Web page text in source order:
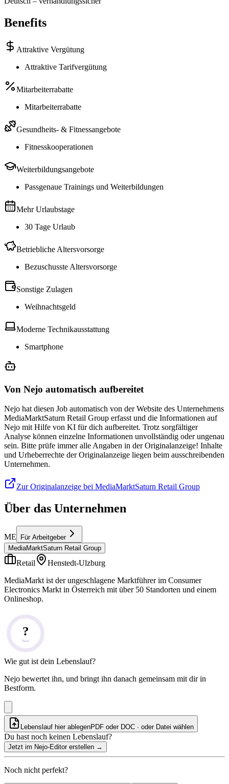
Benefits
Attraktive Vergütung
Attraktive Tarifvergütung
Mitarbeiterrabatte
Mitarbeiterrabatte
Gesundheits- & Fitnessangebote
Fitnesskooperationen
Weiterbildungsangebote
Passgenaue Trainings und Weiterbildungen
Mehr Urlaubstage
30 Tage Urlaub
Betriebliche Altersvorsorge
Bezuschusste Altersvorsorge
Sonstige Zulagen
Weihnachtsgeld
Moderne Technikausstattung
Smartphone
Von Nejo automatisch aufbereitet
Nejo hat diesen Job automatisch von der Website des Unternehmens
MediaMarktSaturn Retail Group erfasst und die Informationen auf
Nejo mit Hilfe von KI für dich aufbereitet. Trotz sorgfältiger
Analyse können einzelne Informationen unvollständig oder ungenau
sein. Bitte prüfe immer alle Angaben in der Originalanzeige! Inhalte
und Urheberrechte der Originalanzeige liegen beim ausschreibenden
Unternehmen.
Zur Originalanzeige bei MediaMarktSaturn Retail Group
Über das Unternehmen
ME
Für Arbeitgeber
MediaMarktSaturn Retail Group
Retail
Henstedt-Ulzburg
MediaMarkt ist der ungeschlagene Marktführer im Consumer
Electronics Markt in Österreich mit über 50 Standorten und einem
Onlineshop.
?
Note
Wie gut ist dein Lebenslauf?
Nejo bewertet ihn, und bringt ihn danach gemeinsam mit dir in
Bestform.
Lebenslauf hier ablegenPDF oder DOC · oder Datei wählen
Du hast noch keinen Lebenslauf?
Jetzt im Nejo-Editor erstellen →
Noch nicht perfekt?